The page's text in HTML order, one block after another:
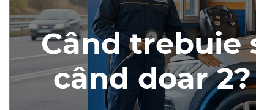
Când trebuie
când doar